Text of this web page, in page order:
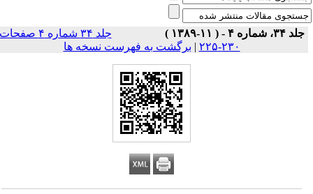
جلد ۳۴، شماره ۴ - ( ۱۱-۱۳۸۹ )
جلد ۳۴ شماره ۴ صفحات
۲۳۰-۲۲۵
|برگشت به فهرست نسخه ها